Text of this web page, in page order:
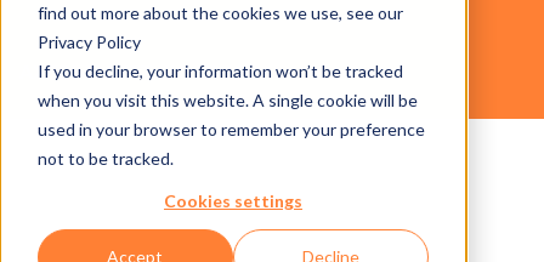
find out more about the cookies we use, see our
Privacy Policy
If you decline, your information won’t be tracked
when you visit this website. A single cookie will be
used in your browser to remember your preference
not to be tracked.
Cookies settings
Accept Decline
AXESS TICKET KIOSK 600